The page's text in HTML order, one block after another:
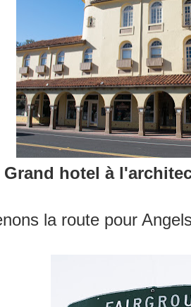
Grand hotel à
la route pour